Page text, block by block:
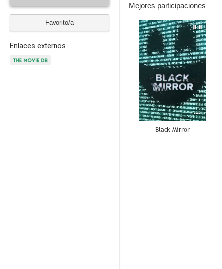
Favorito/a
Enlaces externos
Mejores participaciones
8.8
Black Mirror